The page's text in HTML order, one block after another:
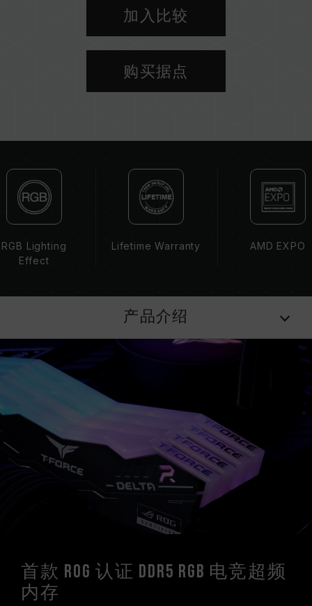
兼容平台完整信息，可至"兼容性查询"
选购内存产品前，请先参考主板品牌的 QVL 兼容
不稳定或不开机。
板 BIOS 版本皆可能会影响內存运作频率。
内存的最终运行频率取决于系统 BIOS 设定及主
板、CPU 兼容性。
若未启用 XMP 3.0（Intel）或
（JEDEC 标准）运行，如 DDR5-4800 (或更
超频行为（如启用 XMP 3.0 / EXPO 设定）属于
非 JEDEC 标准规范，可能影响系统稳定性。若因
超频导致系统不稳定，请回复 BIOS 默认值。
内存模块的标示频率为最高可达频率，并非所有系
请确认您的主板与处理器支持对应的超频技术
（XMP 3.0 / EXPO），否则内存可能无法达到标
示的超频频率。
十铨科技的内存模块皆在正常电压情况下进行验
证，若有处理器或主板故障状况，请联系处理器或
主板相关售后服务。
加入比较
购买据点
RGB Lighting
Effect
Lifetime Warranty AMD EXPO
产品介绍
首款 ROG 认证 DDR5 RGB 电竞超频
内存